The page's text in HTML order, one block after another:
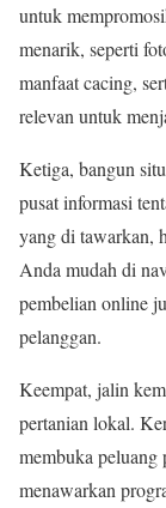
untuk
menarik, seperti
manfaat cacing,
relevan untuk
Ketiga, bangun
pusat informasi
yang di tawarkan,
Anda mudah di
pembelian online
pelanggan.
Keempat, jalin
pertanian lokal.
membuka peluang
menawarkan